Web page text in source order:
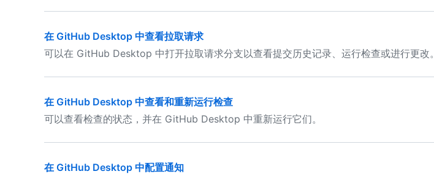
在 GitHub Desktop 中查看拉取请求
可以在 GitHub Desktop 中打开拉取请求分支以查看提交历史记录、运行检查或进行更改。
在 GitHub Desktop 中查看和重新运行检查
可以查看检查的状态，并在 GitHub Desktop 中重新运行它们。
在 GitHub Desktop 中配置通知